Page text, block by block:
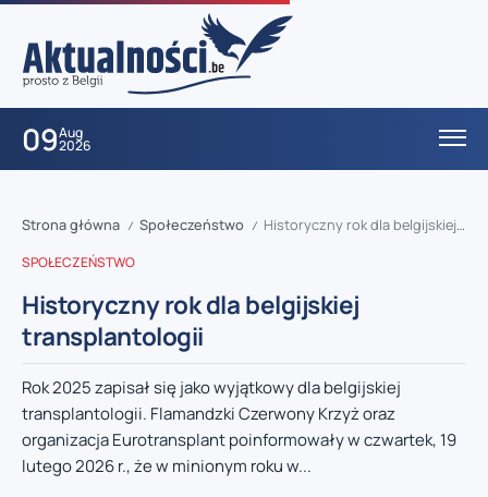
09Aug
2026
Strona główna / Społeczeństwo / Historyczny rok dla belgijskiej transplantologii
SPOŁECZEŃSTWO
Historyczny rok dla belgijskiej
transplantologii
Rok 2025 zapisał się jako wyjątkowy dla belgijskiej
transplantologii. Flamandzki Czerwony Krzyż oraz
organizacja Eurotransplant poinformowały w czwartek, 19
lutego 2026 r., że w minionym roku w...